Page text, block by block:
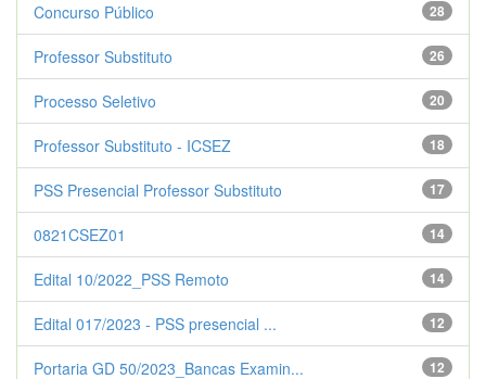
28
Concurso Público
26
Professor Substituto
20
Processo Seletivo
18
Professor Substituto - ICSEZ
17
PSS Presencial Professor Substituto
14
0821CSEZ01
14
Edital 10/2022_PSS Remoto
12
Edital 017/2023 - PSS presencial ...
12
Portaria GD 50/2023_Bancas Examin...